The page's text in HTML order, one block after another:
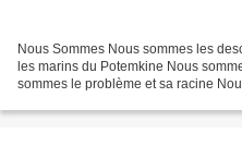
Nous Sommes Nous sommes les
les marins du Potemkine Nous
sommes le problème et sa racine